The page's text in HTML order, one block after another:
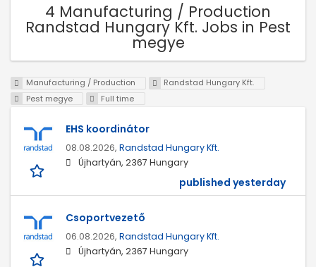
4 Manufacturing / Production
Randstad Hungary Kft. Jobs in Pest
megye
Manufacturing / Production
Randstad Hungary Kft.
Pest megye
Full time
EHS koordinátor
08.08.2026, Randstad Hungary Kft.
Újhartyán, 2367 Hungary
published yesterday
Csoportvezető
06.08.2026, Randstad Hungary Kft.
Újhartyán, 2367 Hungary